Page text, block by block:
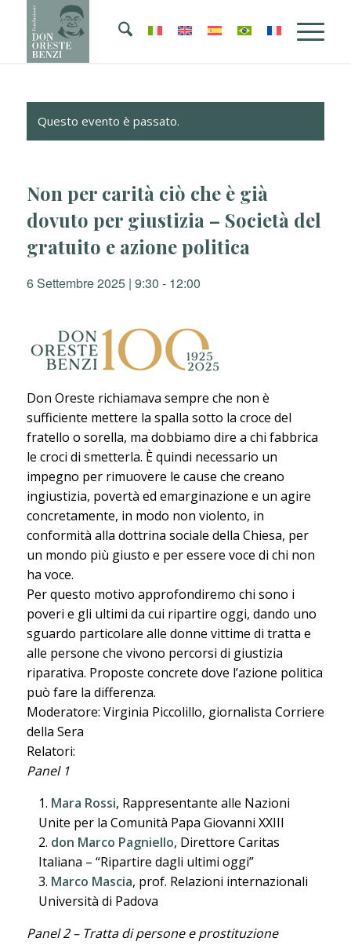
Questo evento è passato.
Non per carità ciò che è già
dovuto per giustizia – Società del
gratuito e azione politica
6 Settembre 2025 | 9:30 - 12:00
Don Oreste richiamava sempre che non è
sufficiente mettere la spalla sotto la croce del
fratello o sorella, ma dobbiamo dire a chi fabbrica
le croci di smetterla. È quindi necessario un
impegno per rimuovere le cause che creano
ingiustizia, povertà ed emarginazione e un agire
concretamente, in modo non violento, in
conformità alla dottrina sociale della Chiesa, per
un mondo più giusto e per essere voce di chi non
ha voce.
Per questo motivo approfondiremo chi sono i
poveri e gli ultimi da cui ripartire oggi, dando uno
sguardo particolare alle donne vittime di tratta e
alle persone che vivono percorsi di giustizia
riparativa. Proposte concrete dove l’azione politica
può fare la differenza.
Moderatore: Virginia Piccolillo, giornalista Corriere
della Sera
Relatori:
Panel 1
Mara Rossi, Rappresentante alle Nazioni
Unite per la Comunità Papa Giovanni XXIII
don Marco Pagniello, Direttore Caritas
Italiana – “Ripartire dagli ultimi oggi”
Marco Mascia, prof. Relazioni internazionali
Università di Padova
Panel 2 – Tratta di persone e prostituzione